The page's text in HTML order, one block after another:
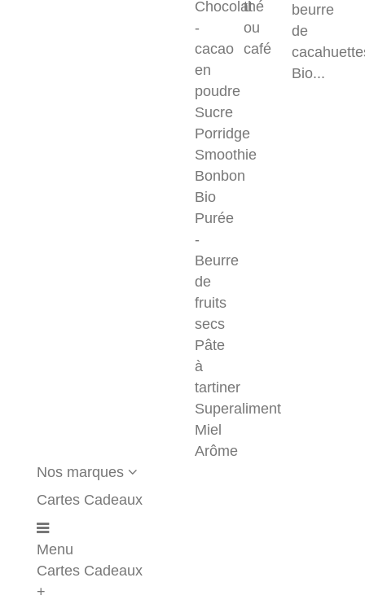
Chocolat
-
cacao
en
poudre
Sucre
Porridge
Smoothie
Bonbon
Bio
Purée
-
Beurre
de
fruits
secs
Pâte
à
tartiner
Superaliment
Miel
Arôme
thé
ou
café
beurre
de
Bio...
Nos marques
Cartes Cadeaux
Menu
Cartes Cadeaux
+